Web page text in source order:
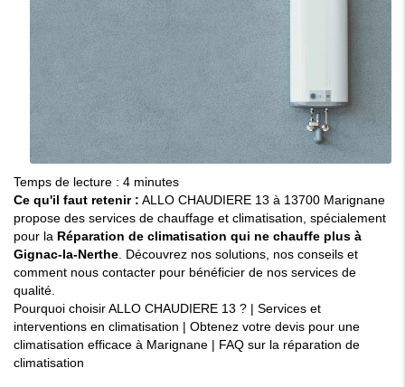
Temps de lecture : 4 minutes
Ce qu'il faut retenir : ALLO CHAUDIERE 13 à 13700 Marignane
propose des services de chauffage et climatisation, spécialement
pour la Réparation de climatisation qui ne chauffe plus à
Gignac-la-Nerthe . Découvrez nos solutions, nos conseils et
comment nous contacter pour bénéficier de nos services de
qualité.
Pourquoi choisir ALLO CHAUDIERE 13 ? | Services et
interventions en climatisation | Obtenez votre devis pour une
climatisation efficace à Marignane | FAQ sur la réparation de
climatisation